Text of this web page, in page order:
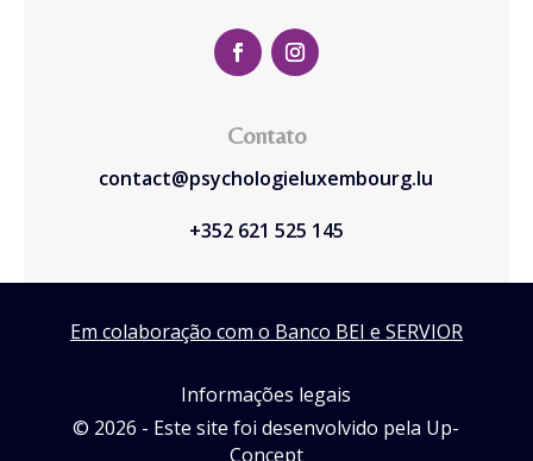
Contato
contact@psychologieluxembourg.lu
+352 621 525 145
Em colaboração com o Banco BEI e SERVIOR
Informações legais
© 2026 - Este site foi desenvolvido pela Up-
Concept